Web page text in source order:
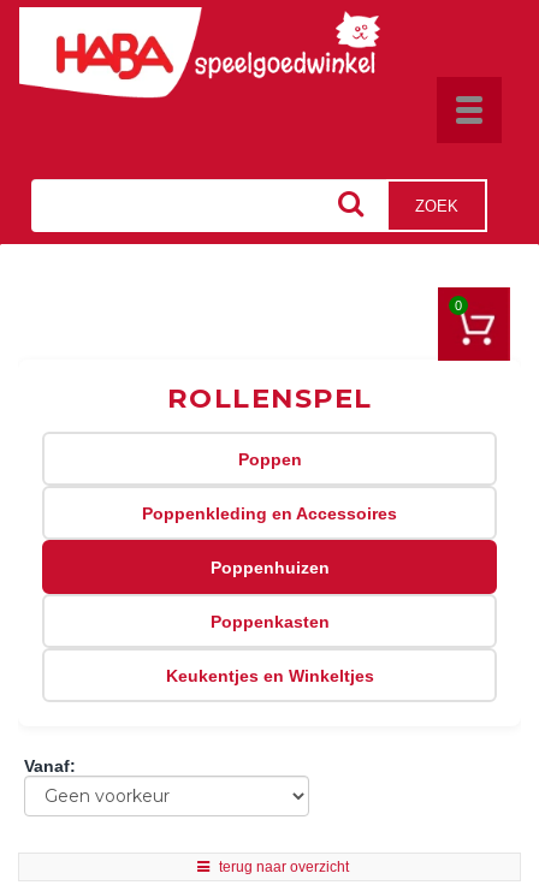
Toggle
ZOEK
0
ROLLENSPEL
Poppen
Poppenkleding en Accessoires
Poppenhuizen
Poppenkasten
Keukentjes en Winkeltjes
Vanaf:
terug naar overzicht